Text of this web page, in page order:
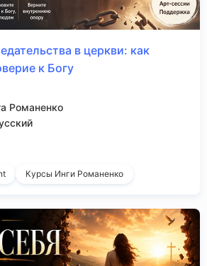
в церкви: как
к Богу
Романенко
Курсы Инги Романенко